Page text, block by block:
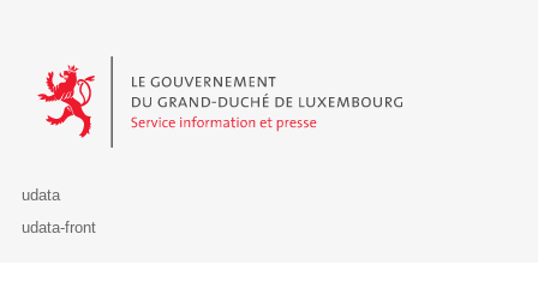
Le Gouvernement du Grand-Duché de Luxembourg - Service
udata
udata-front